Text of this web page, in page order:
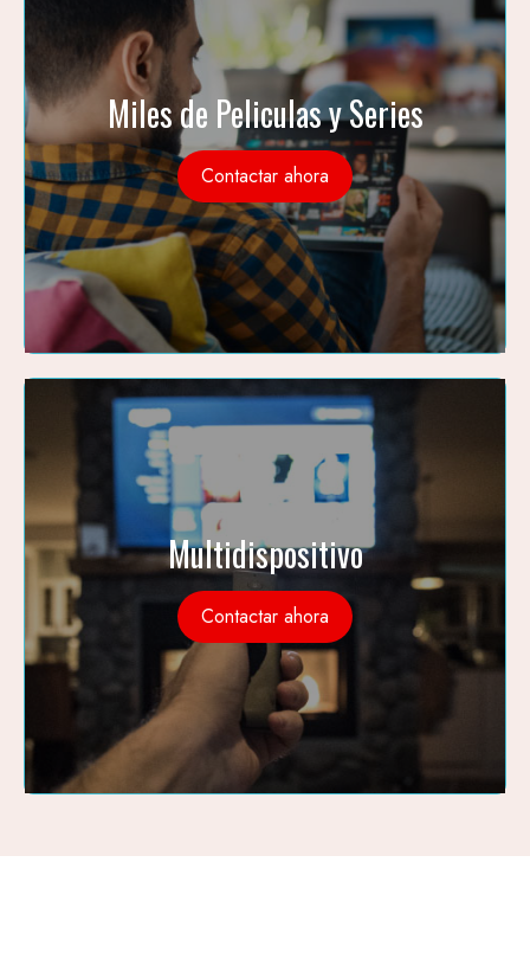
Miles de Peliculas y Series
Contactar ahora
Multidispositivo
Contactar ahora